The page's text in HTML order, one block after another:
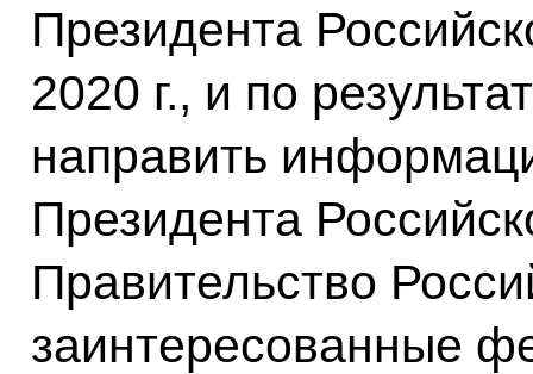
Президента
2020 г., и по
направить
Президента
Правительство
заинтересованные